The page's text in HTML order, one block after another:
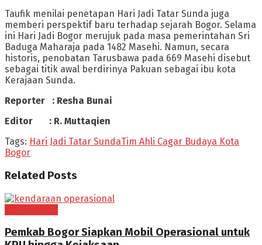
Taufik menilai penetapan Hari Jadi Tatar Sunda juga
memberi perspektif baru terhadap sejarah Bogor. Selama
ini Hari Jadi Bogor merujuk pada masa pemerintahan Sri
Baduga Maharaja pada 1482 Masehi. Namun, secara
historis, penobatan Tarusbawa pada 669 Masehi disebut
sebagai titik awal berdirinya Pakuan sebagai ibu kota
Kerajaan Sunda.
Reporter : Resha Bunai
Editor : R. Muttaqien
Tags: Hari Jadi Tatar SundaTim Ahli Cagar Budaya Kota
Bogor
Related Posts
Pemkab Bogor Siapkan Mobil Operasional untuk